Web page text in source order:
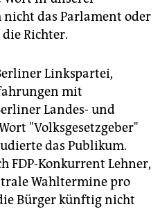
nicht das Parlament oder
Richter.
Linkspartei,
mit
Landes- und
"Volksgesetzgeber"
das Publikum.
FDP-Konkurrent Lehner,
Wahltermine pro
Bürger künftig nicht